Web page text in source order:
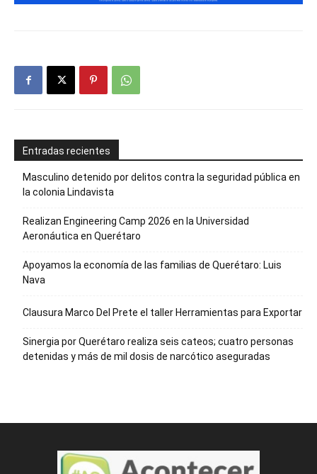
Entradas recientes
Masculino detenido por delitos contra la seguridad pública en
la colonia Lindavista
Realizan Engineering Camp 2026 en la Universidad
Aeronáutica en Querétaro
Apoyamos la economía de las familias de Querétaro: Luis
Nava
Clausura Marco Del Prete el taller Herramientas para Exportar
Sinergia por Querétaro realiza seis cateos; cuatro personas
detenidas y más de mil dosis de narcótico aseguradas